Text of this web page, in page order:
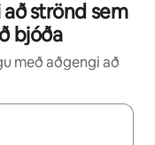
strönd sem
bjóða
með aðgengi að
upp og niður